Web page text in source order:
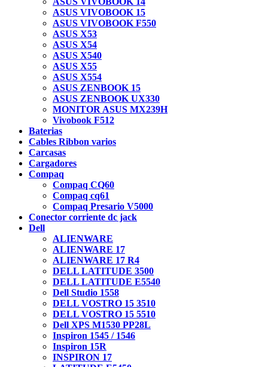
ASUS VIVOBOOK 15
ASUS VIVOBOOK F550
ASUS X53
ASUS X54
ASUS X540
ASUS X55
ASUS X554
ASUS ZENBOOK 15
ASUS ZENBOOK UX330
MONITOR ASUS MX239H
Vivobook F512
Baterias
Cables Ribbon varios
Carcasas
Cargadores
Compaq
Compaq CQ60
Compaq cq61
Compaq Presario V5000
Conector corriente dc jack
Dell
ALIENWARE
ALIENWARE 17
ALIENWARE 17 R4
DELL LATITUDE 3500
DELL LATITUDE E5540
Dell Studio 1558
DELL VOSTRO 15 3510
DELL VOSTRO 15 5510
Dell XPS M1530 PP28L
Inspiron 1545 / 1546
Inspiron 15R
INSPIRON 17